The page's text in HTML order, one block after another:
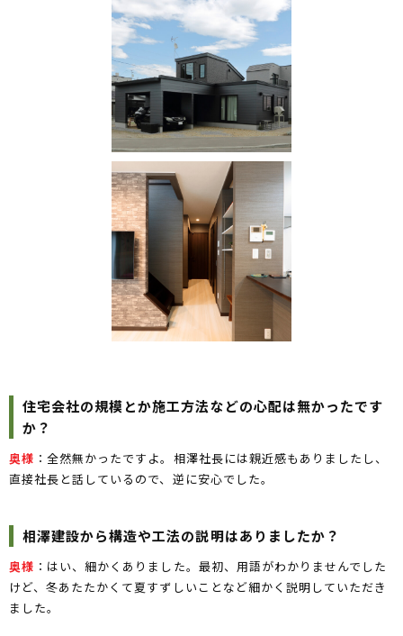
住宅会社の規模とか施工方法などの心配は無かったです
か？
奥様 ：全然無かったですよ。相澤社長には親近感もありましたし、
直接社長と話しているので、逆に安心でした。
相澤建設から構造や工法の説明はありましたか？
奥様 ：はい、細かくありました。最初、用語がわかりませんでした
けど、冬あたたかくて夏すずしいことなど細かく説明していただき
ました。